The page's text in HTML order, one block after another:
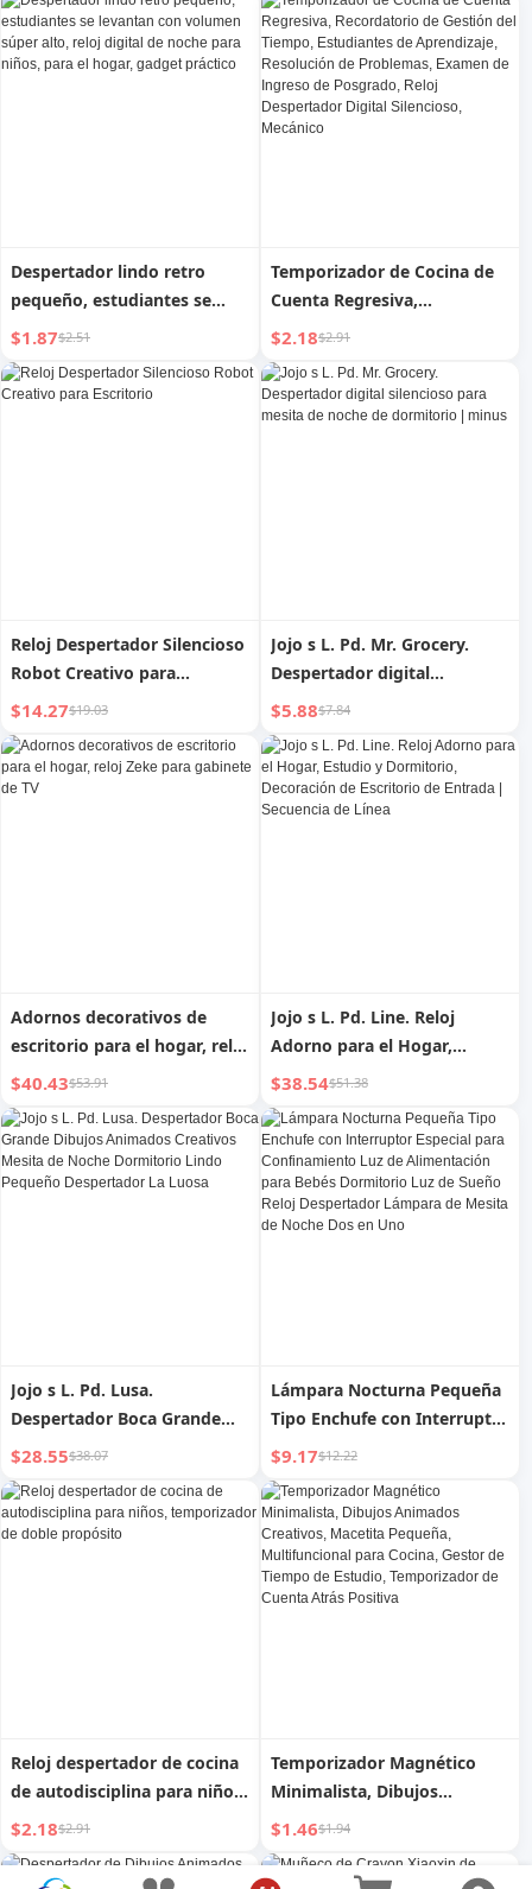
minus
Despertador lindo retro
pequeño, estudiantes se
levantan con volumen súper
alto, reloj digital de noche
para niños, para el hogar,
$1.87$2.51
Temporizador de Cocina de
Cuenta Regresiva,
Recordatorio de Gestión del
Tiempo, Estudiantes de
Aprendizaje, Resolución de
Problemas, Examen de
$2.18$2.91
Reloj Despertador Silencioso
Robot Creativo para
Escritorio
$14.27$19.03
Jojo s L. Pd. Mr. Grocery.
Despertador digital
silencioso para mesita de
noche de dormitorio |
minus
$5.88$7.84
Adornos decorativos de
escritorio para el hogar, reloj
Zeke para gabinete de TV
$40.43$53.91
Jojo s L. Pd. Line. Reloj
Adorno para el Hogar,
Estudio y Dormitorio,
Decoración de Escritorio de
Entrada | Secuencia de Línea
$38.54$51.38
Jojo s L. Pd. Lusa.
Despertador Boca Grande
Dibujos Animados Creativos
Mesita de Noche Dormitorio
Lindo Pequeño Despertador
La Luosa
$28.55$38.07
Lámpara Nocturna Pequeña
Tipo Enchufe con Interruptor
Especial para Confinamiento
Luz de Alimentación para
Bebés Dormitorio Luz de
Sueño Reloj Despertador
Lámpara de Mesita de Noche
Dos en Uno
$9.17$12.22
Reloj despertador de cocina
de autodisciplina para niños,
temporizador de doble
propósito
$2.18$2.91
Temporizador Magnético
Minimalista, Dibujos
Animados Creativos,
Macetita Pequeña,
Multifuncional para Cocina,
$1.46$1.94